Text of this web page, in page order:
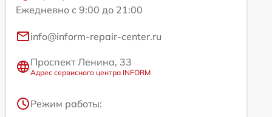
Ежедневно с 9:00 до 21:00
info@inform-repair-center.ru
Проспект Ленина, 33
Адрес сервисного центра INFORM
Режим работы: